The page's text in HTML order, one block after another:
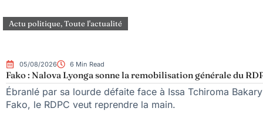
Actu politique,Toute l'actualité
05/08/2026 6 Min Read
Fako : Nalova Lyonga sonne la remobilisation générale du
Ébranlé par sa lourde défaite face à Issa Tchiroma
Fako, le RDPC veut reprendre la main.